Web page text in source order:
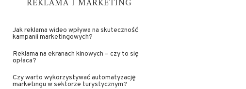
REKLAMA I MARKETING
Jak reklama wideo wpływa na skuteczność
kampanii marketingowych?
Reklama na ekranach kinowych – czy to się
opłaca?
Czy warto wykorzystywać automatyzację
marketingu w sektorze turystycznym?